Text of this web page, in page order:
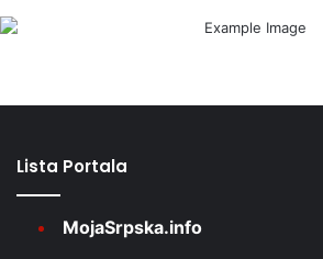
Lista Portala
MojaSrpska.info